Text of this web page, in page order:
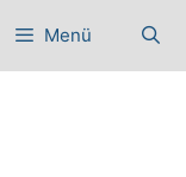
Menü